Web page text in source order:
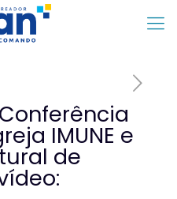
IMUNE e
de